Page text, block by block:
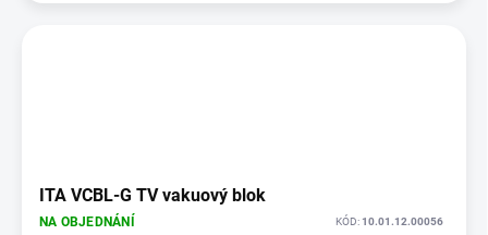
ITA VCBL-G TV vakuový blok
NA OBJEDNÁNÍ KÓD:10.01.12.00056